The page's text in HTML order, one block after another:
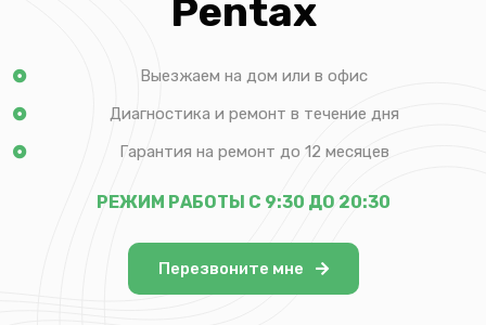
Pentax
Выезжаем на дом или в офис
Диагностика и ремонт в течение дня
Гарантия на ремонт до 12 месяцев
РЕЖИМ РАБОТЫ С 9:30 ДО 20:30
Перезвоните мне